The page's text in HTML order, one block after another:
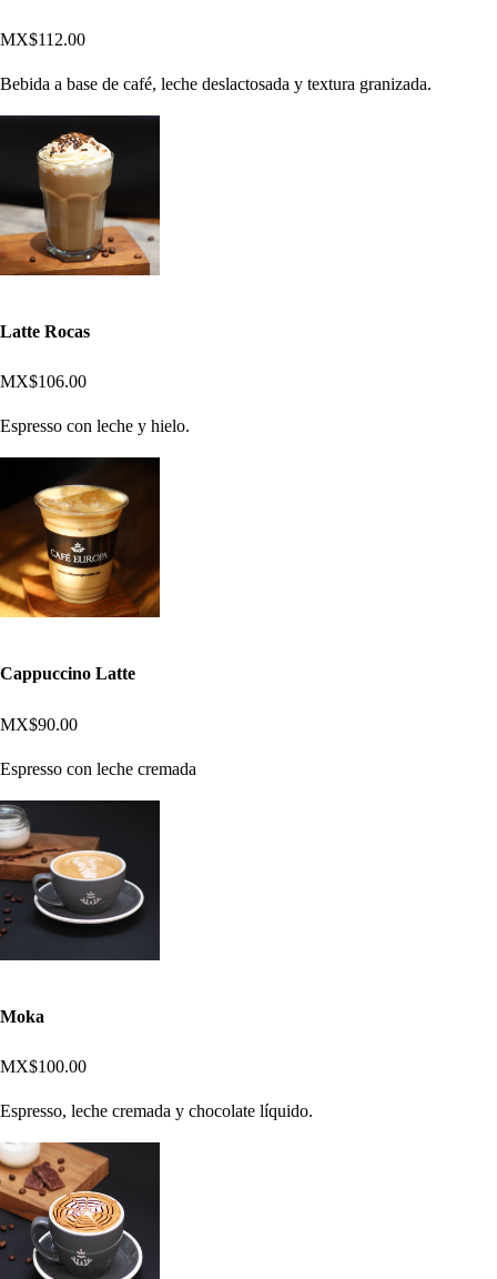
MX$112.00
Bebida a base de café, leche deslactosada y textura granizada.
Latte Rocas
MX$106.00
Espresso con leche y hielo.
Cappuccino Latte
MX$90.00
Espresso con leche cremada
Moka
MX$100.00
Espresso, leche cremada y chocolate líquido.